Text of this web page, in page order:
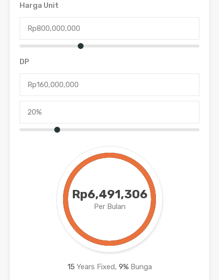
Harga Unit
DP
Rp6,491,306
Per Bulan
15 Years Fixed, 9%Bunga